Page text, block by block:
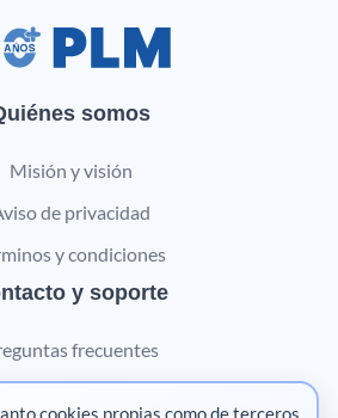
somos
Misión y visión
de privacidad
y condiciones
y soporte
frecuentes
Contáctanos
cookies propias como de terceros